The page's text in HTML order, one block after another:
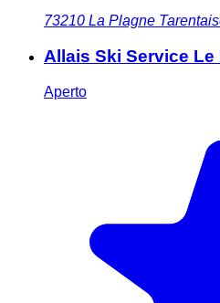
73210 La Plagne
Allais Ski Service Le
Aperto